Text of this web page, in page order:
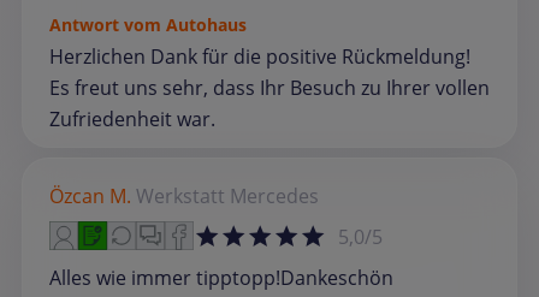
Antwort vom Autohaus
Herzlichen Dank für die positive Rückmeldung!
Es freut uns sehr, dass Ihr Besuch zu Ihrer vollen
Zufriedenheit war.
Özcan M. Werkstatt Mercedes
5,0/5
Alles wie immer tipptopp!Dankeschön